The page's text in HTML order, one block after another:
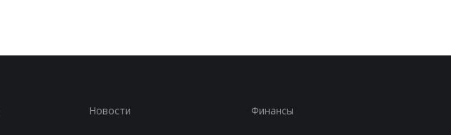
Новости Финансы